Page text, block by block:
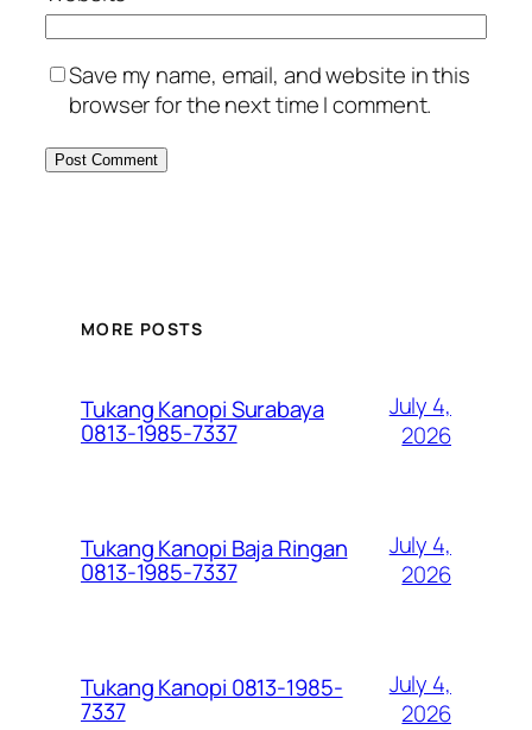
Save my name, email, and website in this
browser for the next time I comment.
MORE POSTS
Tukang Kanopi Surabaya
0813-1985-7337
July 4,
2026
Tukang Kanopi Baja Ringan
0813-1985-7337
July 4,
2026
Tukang Kanopi 0813-1985-
7337
July 4,
2026